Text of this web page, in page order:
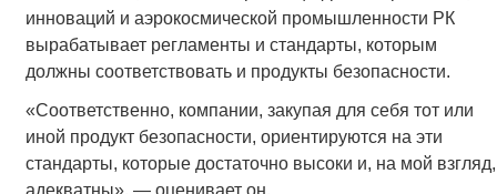
инноваций и аэрокосмической промышленности РК
вырабатывает регламенты и стандарты, которым
должны соответствовать и продукты безопасности.
«Соответственно, компании, закупая для себя тот или
иной продукт безопасности, ориентируются на эти
стандарты, которые достаточно высоки и, на мой взгляд,